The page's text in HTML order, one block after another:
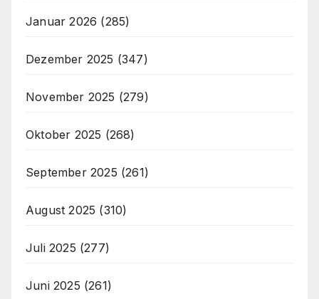
Januar 2026 (285)
Dezember 2025 (347)
November 2025 (279)
Oktober 2025 (268)
September 2025 (261)
August 2025 (310)
Juli 2025 (277)
Juni 2025 (261)